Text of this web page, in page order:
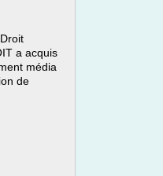
a acquis
média
de